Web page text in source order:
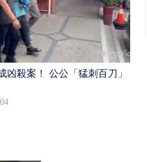
凶殺案！ 公公「猛刺百刀」